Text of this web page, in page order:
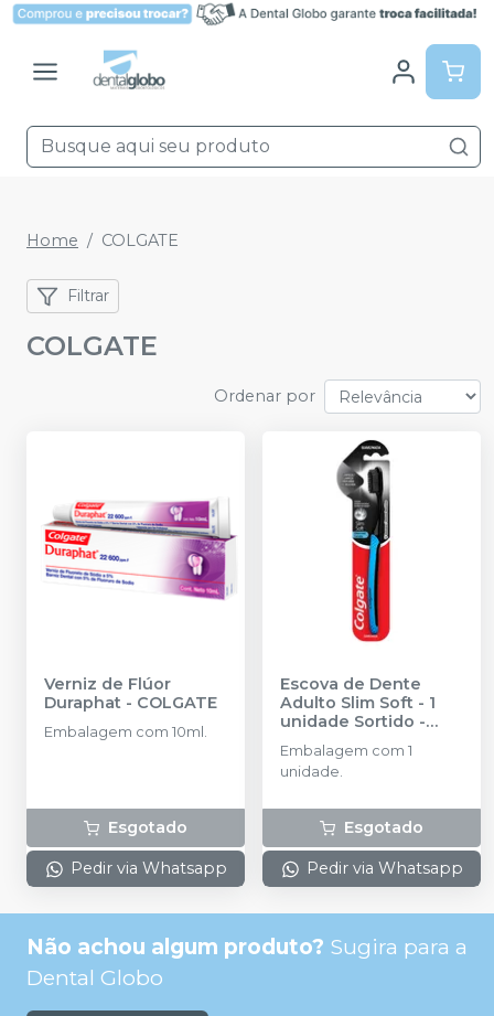
Home COLGATE
Filtrar
COLGATE
Ordenar por
Verniz de Flúor
Duraphat - COLGATE
Embalagem com 10ml.
Esgotado
Pedir via Whatsapp
Escova de Dente
Adulto Slim Soft - 1
unidade Sortido -
COLGATE
Embalagem com 1
unidade.
Esgotado
Pedir via Whatsapp
Não achou algum produto? Sugira para a
Dental Globo